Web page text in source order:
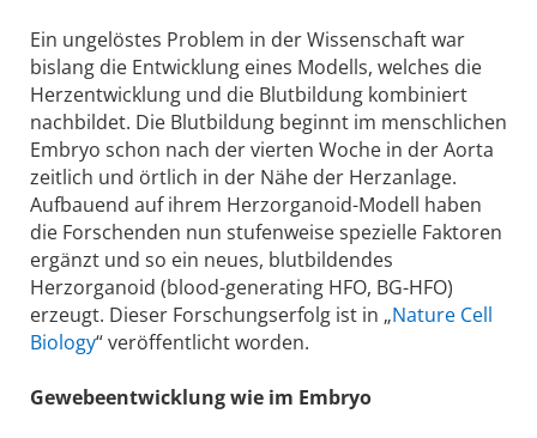
Ein ungelöstes Problem in der Wissenschaft war
bislang die Entwicklung eines Modells, welches die
Herzentwicklung und die Blutbildung kombiniert
nachbildet. Die Blutbildung beginnt im menschlichen
Embryo schon nach der vierten Woche in der Aorta
zeitlich und örtlich in der Nähe der Herzanlage.
Aufbauend auf ihrem Herzorganoid-Modell haben
die Forschenden nun stufenweise spezielle Faktoren
ergänzt und so ein neues, blutbildendes
Herzorganoid (blood-generating HFO, BG-HFO)
erzeugt. Dieser Forschungserfolg ist in „Nature Cell
Biology“ veröffentlicht worden.
Gewebeentwicklung wie im Embryo